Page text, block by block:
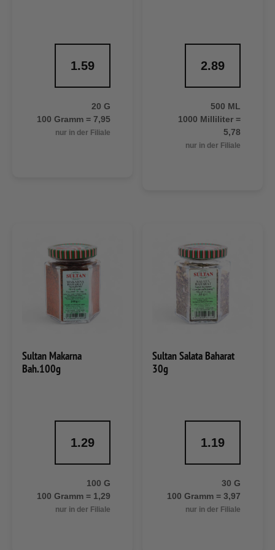
1.59
20 G
100 Gramm = 7,95
nur in der Filiale
2.89
500 ML
1000 Milliliter =
5,78
nur in der Filiale
Sultan Makarna
Bah.100g
1.29
100 G
100 Gramm = 1,29
nur in der Filiale
Sultan Salata Baharat
30g
1.19
30 G
100 Gramm = 3,97
nur in der Filiale